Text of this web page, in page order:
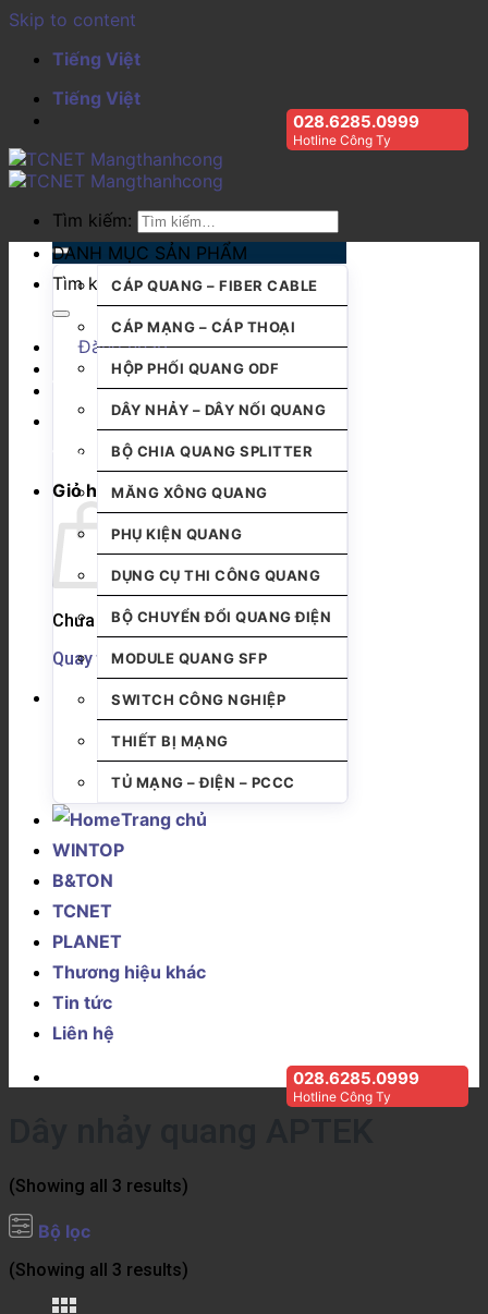
Skip to content
Tiếng Việt
Tiếng Việt
028.6285.0999
Hotline Công Ty
Tìm kiếm:
Tìm kiếm:
Đăng nhập
Giỏ hàng
Chưa có sản phẩm trong giỏ hàng.
Quay trở lại cửa hàng
DANH MỤC SẢN PHẨM
CÁP QUANG – FIBER CABLE
CÁP MẠNG – CÁP THOẠI
HỘP PHỐI QUANG ODF
DÂY NHẢY – DÂY NỐI QUANG
BỘ CHIA QUANG SPLITTER
MĂNG XÔNG QUANG
PHỤ KIỆN QUANG
DỤNG CỤ THI CÔNG QUANG
BỘ CHUYỂN ĐỔI QUANG ĐIỆN
MODULE QUANG SFP
SWITCH CÔNG NGHIỆP
THIẾT BỊ MẠNG
TỦ MẠNG – ĐIỆN – PCCC
Trang chủ
WINTOP
B&TON
TCNET
PLANET
Thương hiệu khác
Tin tức
Liên hệ
028.6285.0999
Hotline Công Ty
(Showing all 3 results)
Bộ lọc
(Showing all 3 results)